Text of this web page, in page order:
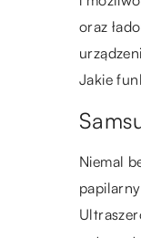
oraz
Jakie
Niemal